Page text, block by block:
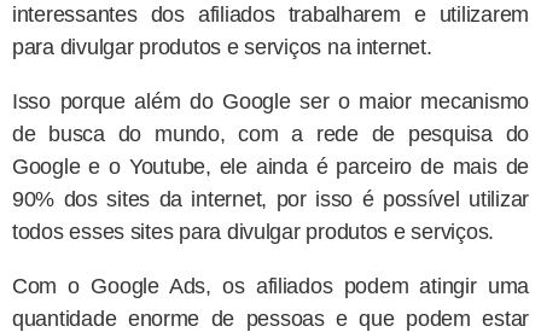
interessantes dos afiliados trabalharem e utilizarem
para divulgar produtos e serviços na internet.
Isso porque além do Google ser o maior mecanismo
de busca do mundo, com a rede de pesquisa do
Google e o Youtube, ele ainda é parceiro de mais de
90% dos sites da internet, por isso é possível utilizar
todos esses sites para divulgar produtos e serviços.
Com o Google Ads, os afiliados podem atingir uma
quantidade enorme de pessoas e que podem estar